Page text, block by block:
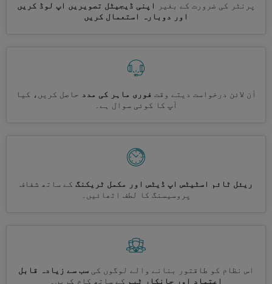
پرنٹر کی ضرورت کے بغیر
اپنی ڈیجیٹل تصویریں اپ لوڈ کریں
اور دوبارہ استعمال کریں
آن لائن درخواست دیتے وقت فوری ماہر کی مدد حاصل کریں، کیا
آپ کا کوئی سوال ہے۔
ریئل ٹائم اسٹیٹس اپ ڈیٹس اور مکمل ٹریکنگ کے ساتھ شفاف
پروسیسنگ کا لطف اٹھائیں۔
اس نظام کو طاقتور بنانے والے لوگوں کی سب سے زیادہ قابل
اعتماد اور جانکار ٹیم کے ساتھ کام کریں۔